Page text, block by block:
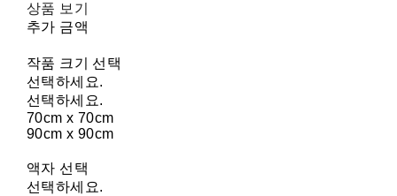
상품 보기
추가 금액
작품 크기 선택
선택하세요.
선택하세요.
70cm x 70cm
90cm x 90cm
액자 선택
선택하세요.